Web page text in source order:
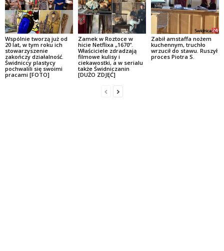
Wspólnie tworzą już od
20 lat, w tym roku ich
stowarzyszenie
zakończy działalność.
Świdniccy plastycy
pochwalili się swoimi
pracami [FOTO]
Zamek w Roztoce w
hicie Netflixa „1670”.
Właściciele zdradzają
filmowe kulisy i
ciekawostki, a w serialu
także Świdniczanin
[DUŻO ZDJĘĆ]
Zabił amstaffa nożem
kuchennym, truchło
wrzucił do stawu. Ruszył
proces Piotra S.